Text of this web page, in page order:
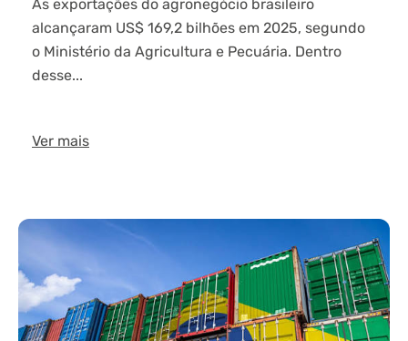
As exportações do agronegócio brasileiro
alcançaram US$ 169,2 bilhões em 2025, segundo
o Ministério da Agricultura e Pecuária. Dentro
desse...
Ver mais